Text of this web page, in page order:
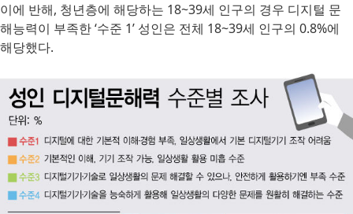
이에 반해, 청년층에 해당하는 18~39세 인구의 경우 디지털 문
해능력이 부족한 ‘수준 1’ 성인은 전체 18~39세 인구의 0.8%에
해당했다.